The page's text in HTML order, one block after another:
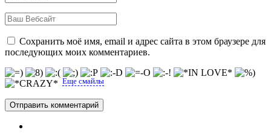
Сохранить моё имя, email и адрес сайта в этом браузере для
последующих моих комментариев.
Еще смайлы